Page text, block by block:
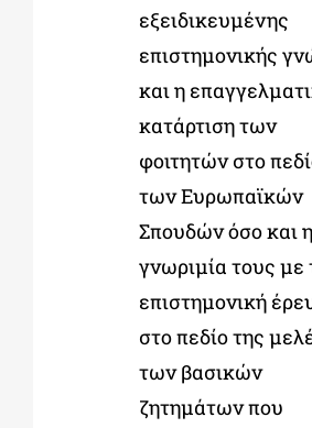
εξειδικευμένης
επιστημονικής
και η
κατάρτιση των
φοιτητών στο
των Ευρωπαϊκών
Σπουδών όσο και η
γνωριμία τους με
επιστημονική
στο πεδίο της
των βασικών
ζητημάτων που